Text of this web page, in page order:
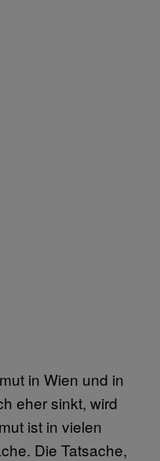
in Wien und in
eher sinkt, wird
ist in vielen
Die Tatsache,